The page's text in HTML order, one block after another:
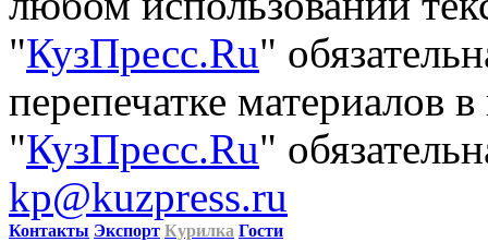
"КузПресс.Ru"
перепечатке материалов
"КузПресс.Ru"
kp@kuzpress.ru
Контакты Экспорт Курилка Гости